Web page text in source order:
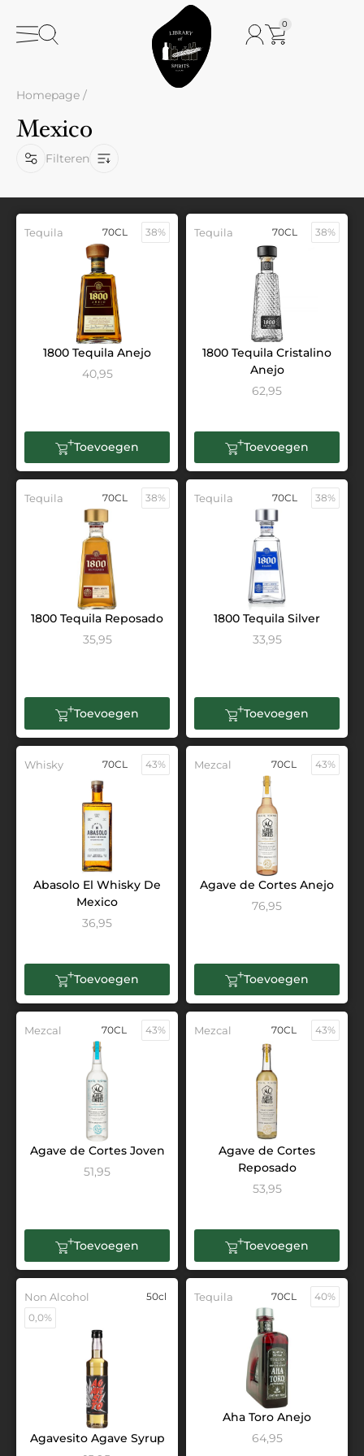
0
Homepage /
Mexico
Filteren
Tequila 70CL 38%
1800 Tequila Anejo
40,95
Toevoegen
Tequila 70CL 38%
1800 Tequila Cristalino
Anejo
62,95
Toevoegen
Tequila 70CL 38%
1800 Tequila Reposado
35,95
Toevoegen
Tequila 70CL 38%
1800 Tequila Silver
33,95
Toevoegen
Whisky 70CL 43%
Abasolo El Whisky De
Mexico
36,95
Toevoegen
Mezcal 70CL 43%
Agave de Cortes Anejo
76,95
Toevoegen
Mezcal 70CL 43%
Agave de Cortes Joven
51,95
Toevoegen
Mezcal 70CL 43%
Agave de Cortes
Reposado
53,95
Toevoegen
Non Alcohol
50cl
0,0%
Agavesito Agave Syrup
Tequila 70CL 40%
Aha Toro Anejo
64,95